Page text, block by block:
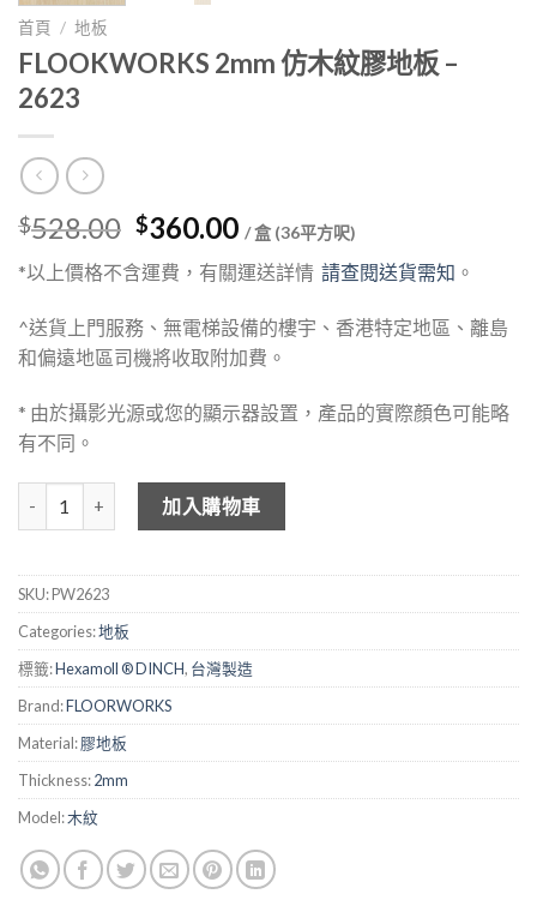
首頁 / 地板
FLOOKWORKS 2mm 仿木紋膠地板 –
2623
$528.00 Original
price
was:
$528.00.
$360.00Current
price
is:
$360.00.
/ 盒 (36平方呎)
*以上價格不含運費，有關運送詳情 請查閱送貨需知 。
^送貨上門服務、無電梯設備的樓宇、香港特定地區、離島
和偏遠地區司機將收取附加費。
* 由於攝影光源或您的顯示器設置，產品的實際顏色可能略
有不同。
FLOOKWORKS 2mm 仿木紋膠地板 - 2623 數量
加入購物車
SKU:PW2623
Categories:地板
標籤:Hexamoll ® DINCH, 台灣製造
Brand:FLOORWORKS
Material:膠地板
Thickness:2mm
Model:木紋